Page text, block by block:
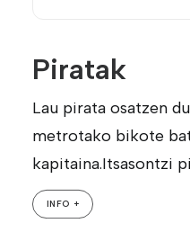
Piratak
Lau pirata osatzen
metrotako bikote
kapitaina.Itsasontzi
INFO +